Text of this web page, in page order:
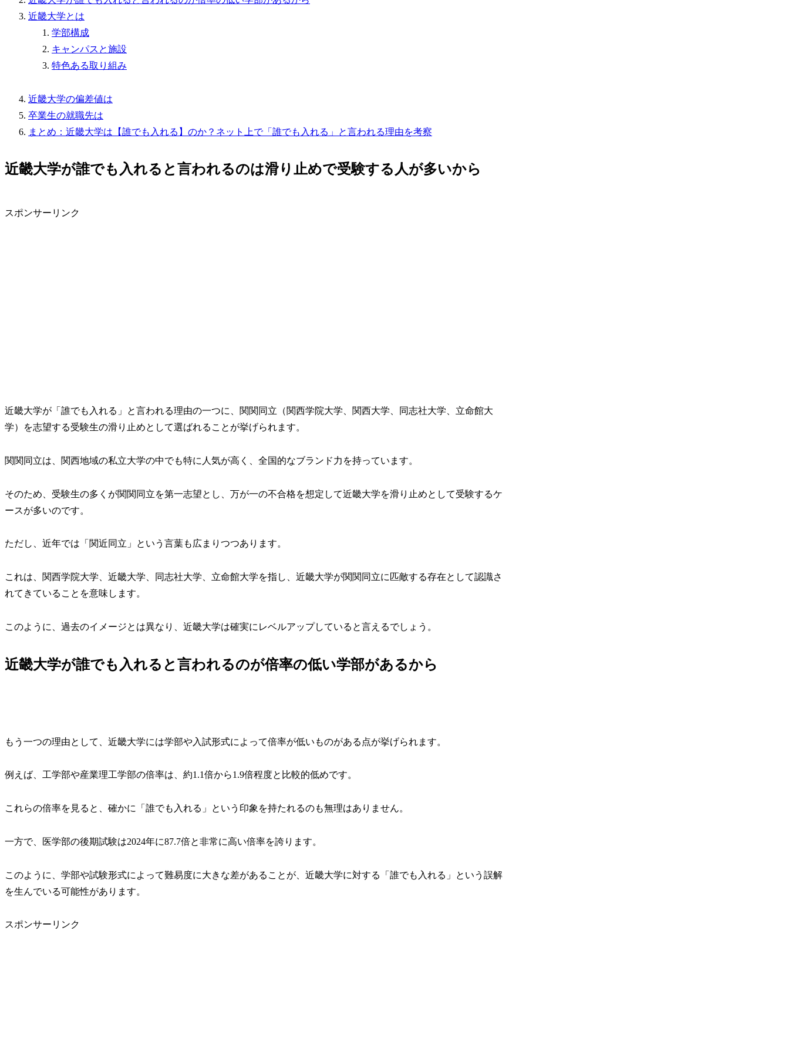
近畿大学とは
学部構成
キャンパスと施設
特色ある取り組み
近畿大学の偏差値は
卒業生の就職先は
まとめ：近畿大学は【誰でも入れる】のか？ネット上で「誰でも入れる」と言われる理由を考察
近畿大学が誰でも入れると言われるのは滑り止めで受験する人が多いから
スポンサーリンク
近畿大学が「誰でも入れる」と言われる理由の一つに、関関同立（関西学院大学、関西大学、同志社大学、立命館大
学）を志望する受験生の滑り止めとして選ばれることが挙げられます。
関関同立は、関西地域の私立大学の中でも特に人気が高く、全国的なブランド力を持っています。
そのため、受験生の多くが関関同立を第一志望とし、万が一の不合格を想定して近畿大学を滑り止めとして受験するケ
ースが多いのです。
ただし、 近年では「関近同立」という言葉も広まりつつあります。
これは、 関西学院大学、近畿大学、同志社大学、立命館大学を指し、近畿大学が関関同立に匹敵する存在として認識さ
れてきていることを意味します。
このように、過去のイメージとは異なり、近畿大学は確実にレベルアップしていると言えるでしょう。
近畿大学が誰でも入れると言われるのが倍率の低い学部があるから
もう一つの理由として、近畿大学には学部や入試形式によって倍率が低いものがある点が挙げられます。
例えば、 工学部や産業理工学部の倍率は、約1.1倍から1.9倍程度と比較的低めです。
これらの倍率を見ると、確かに「誰でも入れる」という印象を持たれるのも無理はありません。
一方で、 医学部の後期試験は2024年に87.7倍と非常に高い倍率を誇ります。
このように、学部や試験形式によって難易度に大きな差があることが、近畿大学に対する「誰でも入れる」という誤解
を生んでいる可能性があります。
スポンサーリンク